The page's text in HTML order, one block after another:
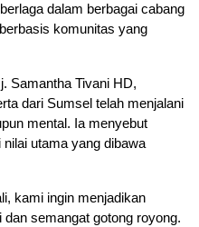
dalam berbagai cabang
komunitas yang
Samantha Tivani HD,
dari Sumsel telah menjalani
mental. Ia menyebut
utama yang dibawa
kami ingin menjadikan
semangat gotong royong.